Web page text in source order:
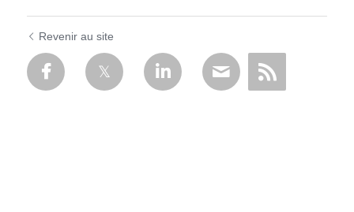
Revenir au site